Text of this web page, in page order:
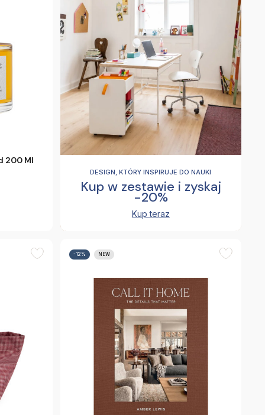
200 Ml
DESIGN, KTÓRY INSPIRUJE DO NAUKI
Kup w zestawie i zyskaj
-20%
Kup teraz
-12% NEW